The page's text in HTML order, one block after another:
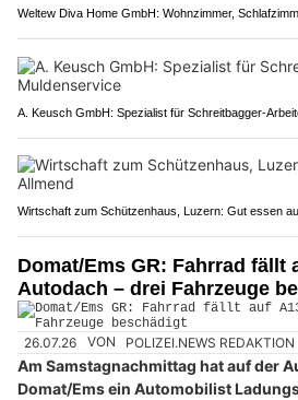
Weltew Diva Home GmbH: Wohnzimmer,
A. Keusch GmbH: Spezialist für Schreitbagger-
Wirtschaft zum Schützenhaus, Luzern: Gut essen
Domat/Ems GR: Fahrrad fällt
Autodach – drei Fahrzeuge
26.07.26 VON POLIZEI.NEWS REDAKTION
Am Samstagnachmittag hat auf der
Domat/Ems ein Automobilist